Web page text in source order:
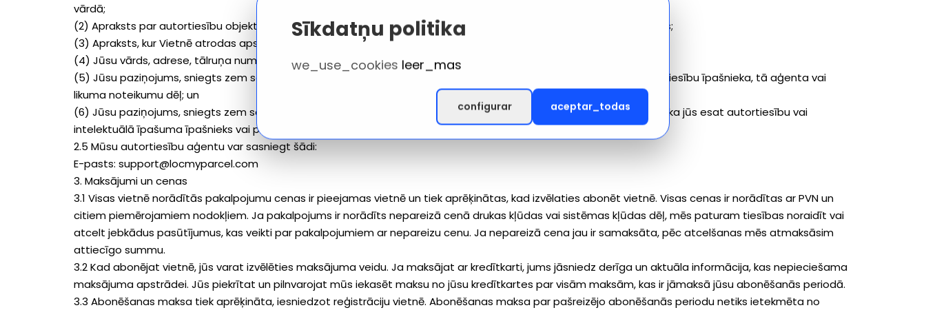
vārdā;
(2) Apraksts par autortiesību objektu vai citu intelektuālā īpašuma objektu, par kuru jūs apgalvojat, ka tas ir pārkāpts;
(3) Apraksts, kur Vietnē atrodas apstrīdētais materiāls;
(4) Jūsu vārds, adrese, tālruņa numurs un e-pasta adrese;
(5) Jūsu paziņojums, sniegts zem sodāmības par nepatiesu liecību, ka apstrīdētais izmantojums nav atļauts autortiesību īpašnieka, tā aģenta vai
likuma noteikumu dēļ; un
(6) Jūsu paziņojums, sniegts zem sodāmības par nepatiesu liecību, ka paziņojumā sniegtā informācija ir precīza un ka jūs esat autortiesību vai
intelektuālā īpašuma īpašnieks vai pilnvarots rīkoties viņa vārdā.
2.5 Mūsu autortiesību aģentu var sasniegt šādi:
E-pasts: support@locmyparcel.com
3. Maksājumi un cenas
3.1 Visas vietnē norādītās pakalpojumu cenas ir pieejamas vietnē un tiek aprēķinātas, kad izvēlaties abonēt vietnē. Visas cenas ir norādītas ar PVN un
citiem piemērojamiem nodokļiem. Ja pakalpojums ir norādīts nepareizā cenā drukas kļūdas vai sistēmas kļūdas dēļ, mēs paturam tiesības noraidīt vai
atcelt jebkādus pasūtījumus, kas veikti par pakalpojumiem ar nepareizu cenu. Ja nepareizā cena jau ir samaksāta, pēc atcelšanas mēs atmaksāsim
attiecīgo summu.
3.2 Kad abonējat vietnē, jūs varat izvēlēties maksājuma veidu. Ja maksājat ar kredītkarti, jums jāsniedz derīga un aktuāla informācija, kas nepieciešama
maksājuma apstrādei. Jūs piekrītat un pilnvarojat mūs iekasēt maksu no jūsu kredītkartes par visām maksām, kas ir jāmaksā jūsu abonēšanās periodā.
3.3 Abonēšanas maksa tiek aprēķināta, iesniedzot reģistrāciju vietnē. Abonēšanas maksa par pašreizējo abonēšanās periodu netiks ietekmēta no
Sīkdatņu politika
we_use_cookies leer_mas
configurar aceptar_todas